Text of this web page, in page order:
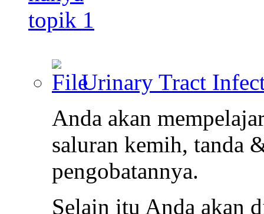
Urinary Tract
Anda akan
saluran kemih, tanda
pengobatannya.
Selain itu Anda akan